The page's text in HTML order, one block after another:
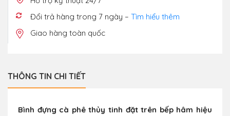
Đổi trả hàng trong 7 ngày – Tìm hiểu thêm
Giao hàng toàn quốc
THÔNG TIN CHI TIẾT
Bình đựng cà phê thủy tinh đặt trên bếp hâm hiệu